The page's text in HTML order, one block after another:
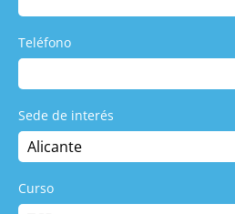
Teléfono
Sede de interés
Curso